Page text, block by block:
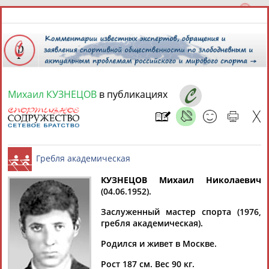
6 августа 2026 года,
СПОРТСМЕНЫ, ТРЕНЕРЫ И СПЕЦИАЛИСТЫ
Найдено: 3персоны Расширенный поиск
Михаил
Михаил
Михаил КУЗНЕЦОВ в публикациях
Гребля академическая
КУЗНЕЦОВ Михаил Николаевич
(04.06.1952).
Заслуженный мастер спорта (1976,
гребля академическая).
Родился и живет в Москве.
Рост 187 см. Вес 90 кг.